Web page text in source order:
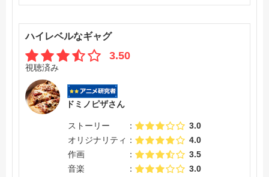
ハイレベルなギャグ
3.50
視聴済み
ドミノピザさん
ストーリー
3.0
オリジナリティ
4.0
作画
3.5
音楽
3.0